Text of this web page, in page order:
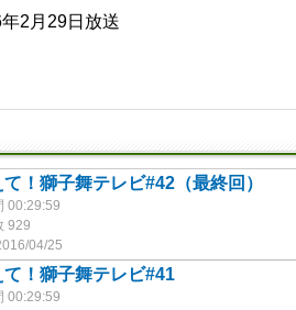
2月29日放送
！獅子舞テレビ#42（最終回）
00:29:59
929
04/25
て！獅子舞テレビ#41
00:29:59